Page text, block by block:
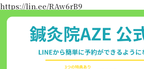
https://lin.ee/RAw6rB9